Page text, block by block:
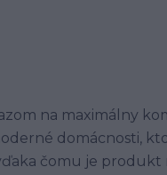
na maximálny
domácnosti,
čomu je produkt